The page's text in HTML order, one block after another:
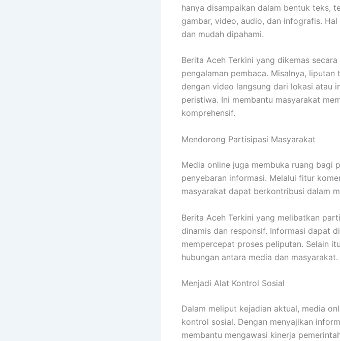
hanya disampaikan dalam bentuk teks,
gambar, video, audio, dan infografis.
dan mudah dipahami.
Berita Aceh Terkini yang dikemas
pengalaman pembaca. Misalnya,
dengan video langsung dari lokasi atau
peristiwa. Ini membantu masyarakat
komprehensif.
Mendorong Partisipasi Masyarakat
Media online juga membuka ruang bagi
penyebaran informasi. Melalui fitur
masyarakat dapat berkontribusi dalam
Berita Aceh Terkini yang melibatkan
dinamis dan responsif. Informasi dapat
mempercepat proses peliputan. Selain
hubungan antara media dan masyarakat.
Menjadi Alat Kontrol Sosial
Dalam meliput kejadian aktual, media
kontrol sosial. Dengan menyajikan
membantu mengawasi kinerja